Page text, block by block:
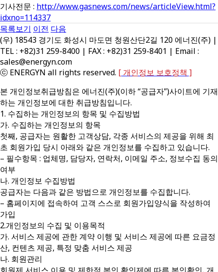
기사전문 : http://www.gasnews.com/news/articleView.html?
idxno=114337
목록보기 이전 다음
(우) 18543 경기도 화성시 마도면 청원산단2길 120 에너진(주) |
TEL : +82)31 259-8400 | FAX : +82)31 259-8401 | Email :
sales@energyn.com
ⓒ ENERGYN all rights reserved. [ 개인정보 보호정책 ]
본 개인정보취급방침은 에너진(주)(이하 “공급자”)사이트에 기재
하는 개인정보에 대한 취급방침입니다.
1. 수집하는 개인정보의 항목 및 수집방법
가. 수집하는 개인정보의 항목
첫째, 공급자는 원활한 고객상담, 각종 서비스의 제공을 위해 최
초 회원가입 당시 아래와 같은 개인정보를 수집하고 있습니다.
– 필수항목 : 업체명, 담당자, 연락처, 이메일 주소, 정보수집 동의
여부
나. 개인정보 수집방법
공급자는 다음과 같은 방법으로 개인정보를 수집합니다.
– 홈페이지에 접속하여 고객 스스로 회원가입양식을 작성하여
가입
2.개인정보의 수집 및 이용목적
가. 서비스 제공에 관한 계약 이행 및 서비스 제공에 따른 요금정
산, 컨텐츠 제공, 특정 맞춤 서비스 제공
나. 회원관리